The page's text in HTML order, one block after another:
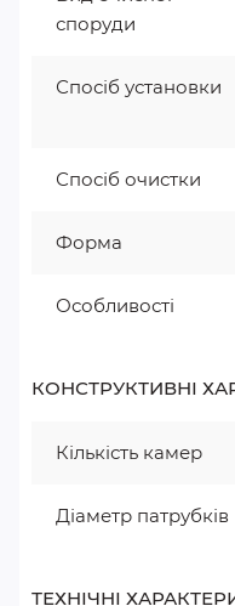
споруди
Спосіб установки
Спосіб очистки
Форма
Особливості
КОНСТРУКТИВНІ
Кількість камер
Діаметр патрубків
ТЕХНІЧНІ